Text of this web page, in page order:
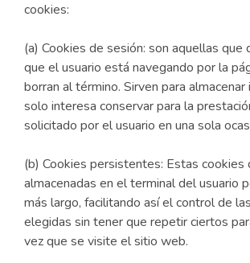
cookies:
(a) Cookies de sesión: son aquellas que
que el usuario está navegando por la
borran al término. Sirven para almacenar
solo interesa conservar para la
solicitado por el usuario en una sola
(b) Cookies persistentes: Estas cookies
almacenadas en el terminal del usuario
más largo, facilitando así el control de
elegidas sin tener que repetir ciertos
vez que se visite el sitio web.